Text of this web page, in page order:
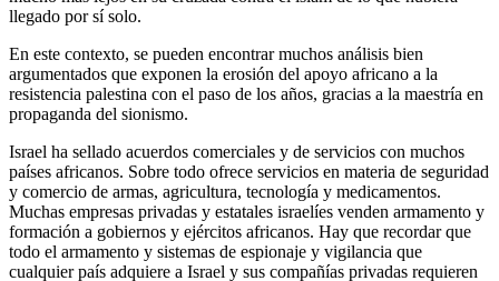
llegado por sí solo.
En este contexto, se pueden encontrar muchos análisis bien
argumentados que exponen la erosión del apoyo africano a la
resistencia palestina con el paso de los años, gracias a la maestría en
propaganda del sionismo.
Israel ha sellado acuerdos comerciales y de servicios con muchos
países africanos. Sobre todo ofrece servicios en materia de seguridad
y comercio de armas, agricultura, tecnología y medicamentos.
Muchas empresas privadas y estatales israelíes venden armamento y
formación a gobiernos y ejércitos africanos. Hay que recordar que
todo el armamento y sistemas de espionaje y vigilancia que
cualquier país adquiere a Israel y sus compañías privadas requieren